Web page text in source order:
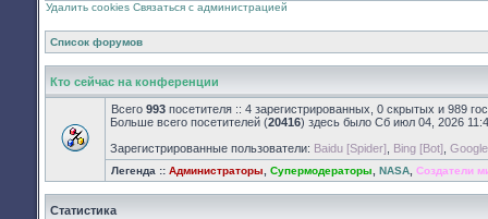
Удалить cookies Связаться с администрацией
Список форумов
Кто сейчас на конференции
Всего 993 посетителя :: 4 зарегистрированных, 0 скрытых и 989
Больше всего посетителей (20416) здесь было Сб июл 04, 2026
Зарегистрированные пользователи: Baidu [Spider] Bing [Bot]
Легенда :: Администраторы Супермодераторы NASA Создатели
Статистика